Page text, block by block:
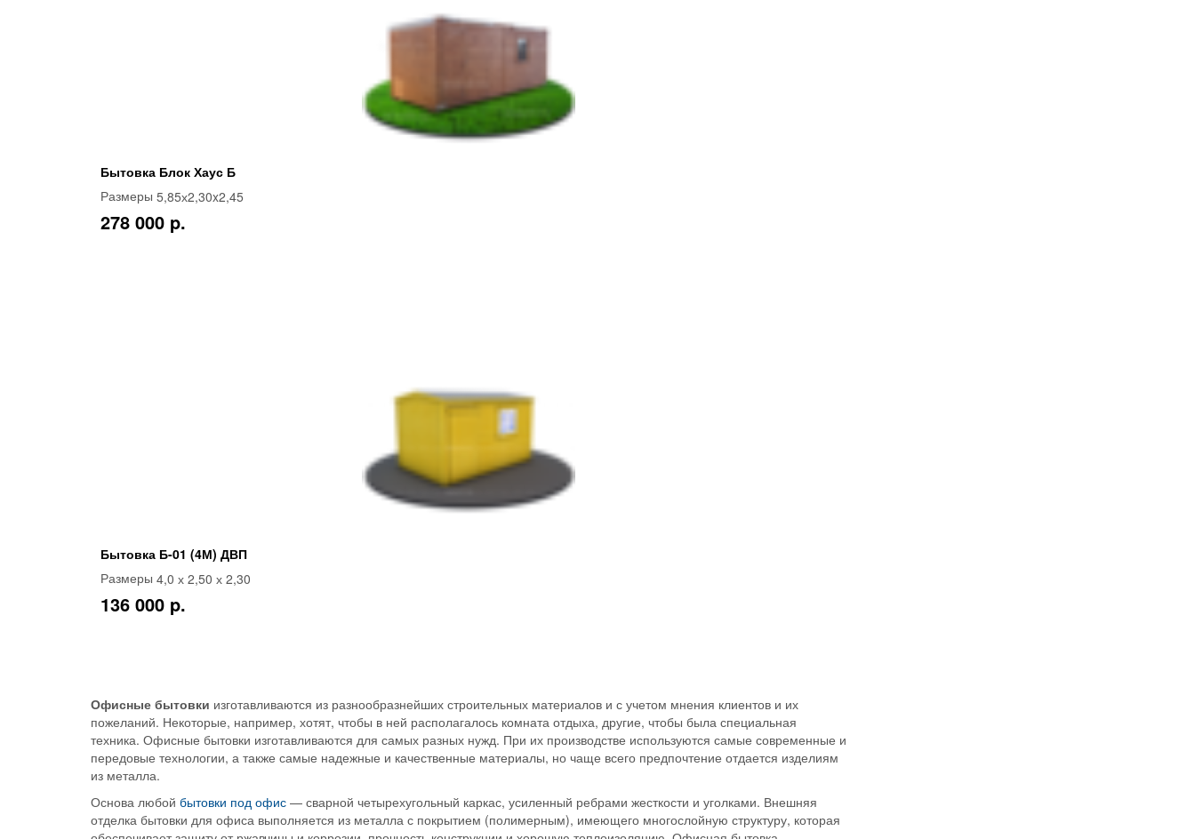
Бытовка Блок Хаус Б
Размеры 5,85х2,30x2,45
278 000 p.
Бытовка Б-01 (4М) ДВП
Размеры 4,0 х 2,50 х 2,30
136 000 p.
Офисные бытовки изготавливаются из разнообразнейших строительных материалов и с учетом мнения клиентов и их
пожеланий. Некоторые, например, хотят, чтобы в ней располагалось комната отдыха, другие, чтобы была специальная
техника. Офисные бытовки изготавливаются для самых разных нужд. При их производстве используются самые современные и
передовые технологии, а также самые надежные и качественные материалы, но чаще всего предпочтение отдается изделиям
из металла.
Основа любой бытовки под офис — сварной четырехугольный каркас, усиленный ребрами жесткости и уголками. Внешняя
отделка бытовки для офиса выполняется из металла с покрытием (полимерным), имеющего многослойную структуру, которая